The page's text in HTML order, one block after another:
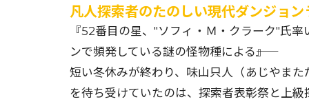
凡人探索者のたのしい現代ダンジョ
『52番目の星、"ソフィ・Ｍ・クラーク"氏
ンで頻発している謎の怪物種による――』
短い冬休みが終わり、味山只人（あじやま
を待ち受けていたのは、探索者表彰祭と上